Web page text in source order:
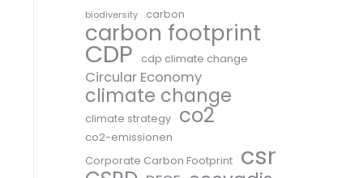
biodiversity carbon
carbon footprint
CDP cdp climate change
Circular Economy
climate change
climate strategy co2
co2-emissionen
Corporate Carbon Footprint csr